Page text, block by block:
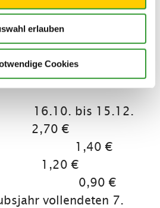
erlauben
Cookies
im Winkl p.Pers/Nacht
bis 31.03.--
01.04. bis
bis 15.12.
2,70 €
1,40 €
1,20 €
0,90 €
vollendeten 7.